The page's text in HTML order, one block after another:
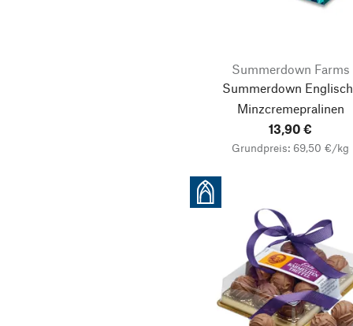
Summerdown Farms
Summerdown
Minzcremepralinen
13,90 €
Grundpreis: 69,50 €/kg